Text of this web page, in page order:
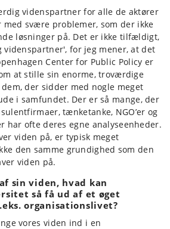
videnspartner for alle de aktører
med svære problemer, som der ikke
løsninger på. Det er ikke tilfældigt,
for jeg mener, at det
Center for Public Policy er
at stille sin enorme, troværdige
der sidder med nogle meget
i samfundet. Der er så mange, der
tænketanke, NGO’er og
ofte deres egne analyseenheder.
viden på, er typisk meget
den samme grundighed som den
viden på.
sin viden, hvad kan
så få ud af et øget
organisationslivet?
vores viden ind i en